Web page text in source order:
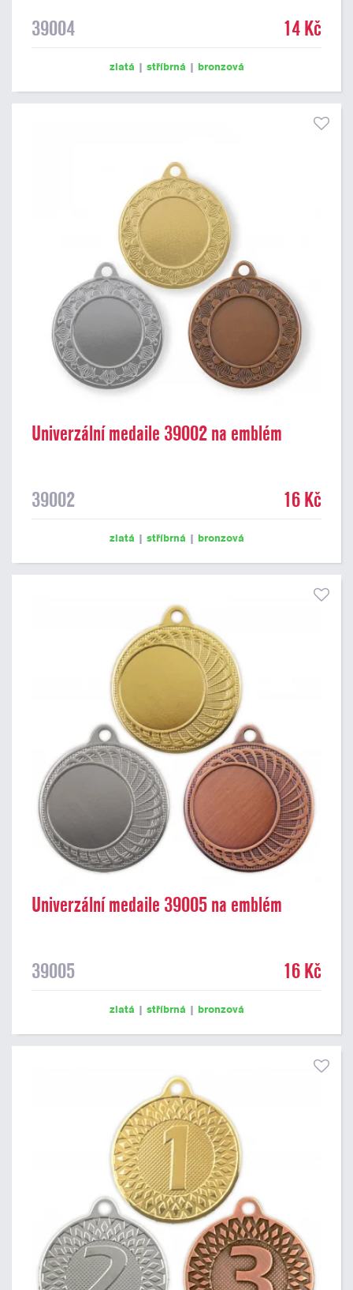
39004 14 Kč
zlatá | stříbrná | bronzová
Univerzální medaile 39002 na emblém
39002 16 Kč
zlatá | stříbrná | bronzová
Univerzální medaile 39005 na emblém
39005 16 Kč
zlatá | stříbrná | bronzová